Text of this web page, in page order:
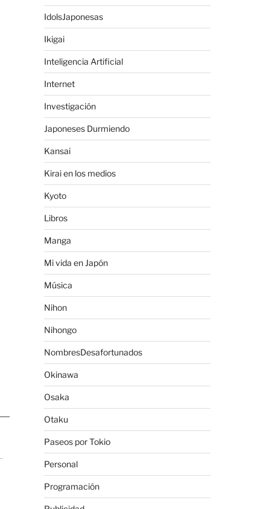
IdolsJaponesas
Ikigai
Inteligencia Artificial
Internet
Investigación
Japoneses Durmiendo
Kansai
Kirai en los medios
Kyoto
Libros
Manga
Mi vida en Japón
Música
Nihon
Nihongo
NombresDesafortunados
Okinawa
Osaka
Otaku
Paseos por Tokio
Personal
Programación